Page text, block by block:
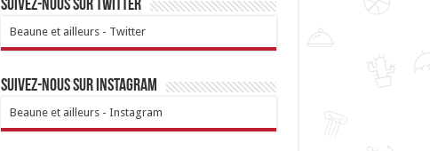
Suivez-nous sur Twitter
Beaune et ailleurs - Twitter
Suivez-nous sur Instagram
Beaune et ailleurs - Instagram